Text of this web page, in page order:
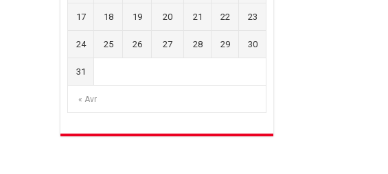
« Avr
17 18 19 20 21 22 23
24 25 26 27 28 29 30
31